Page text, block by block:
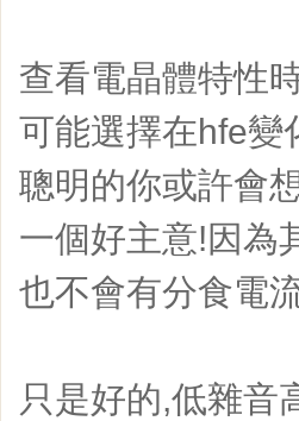
查看電晶體特性
可能選擇在hfe變
聰明的你或許會
一個好主意!因為
也不會有分食電
只是好的,低雜音